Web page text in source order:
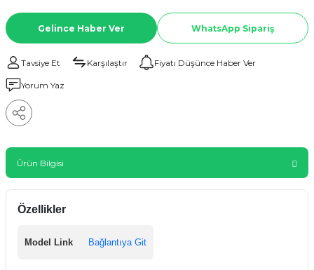
Gelince Haber Ver WhatsApp Sipariş
Tavsiye Et Karşılaştır Fiyatı Düşünce Haber Ver
Yorum Yaz
Ürün Bilgisi
Özellikler
Model Link Bağlantıya Git